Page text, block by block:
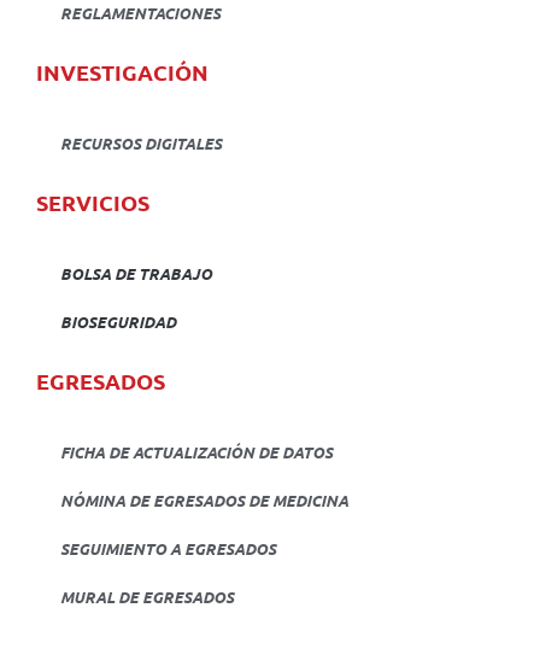
REGLAMENTACIONES
INVESTIGACIÓN
RECURSOS DIGITALES
SERVICIOS
BOLSA DE TRABAJO
BIOSEGURIDAD
EGRESADOS
FICHA DE ACTUALIZACIÓN DE DATOS
NÓMINA DE EGRESADOS DE MEDICINA
SEGUIMIENTO A EGRESADOS
MURAL DE EGRESADOS